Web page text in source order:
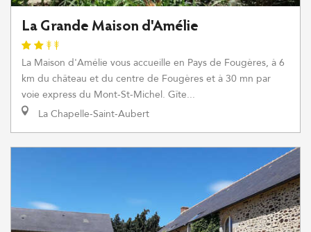
La Grande Maison d'Amélie
La Maison d'Amélie vous accueille en Pays de Fougères, à 6
km du château et du centre de Fougères et à 30 mn par
voie express du Mont-St-Michel. Gîte...
La Chapelle-Saint-Aubert